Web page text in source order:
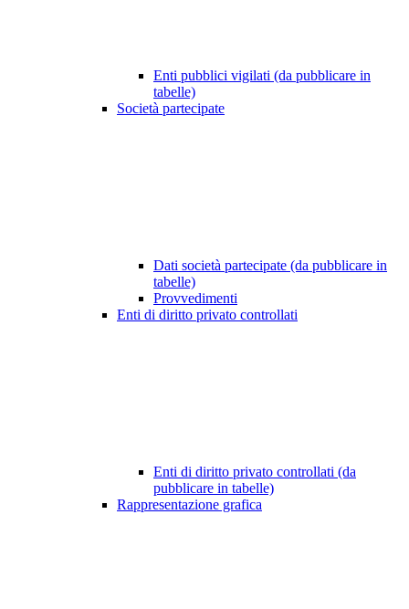
Enti pubblici vigilati (da pubblicare in
tabelle)
Società partecipate
Dati società partecipate (da pubblicare in
tabelle)
Provvedimenti
Enti di diritto privato controllati
Enti di diritto privato controllati (da
pubblicare in tabelle)
Rappresentazione grafica